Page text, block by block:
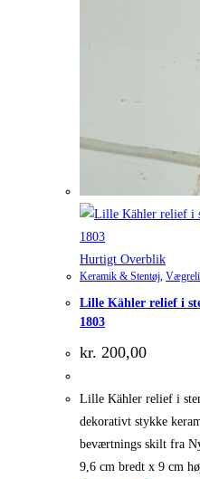
Hurtigt Overblik
Keramik & Stentøj,
Lille Kähler relief i
1803
kr. 200,00
Lille Kähler relief i
dekorativt stykke
beværtnings skilt fra
9,6 cm bredt x 9 cm